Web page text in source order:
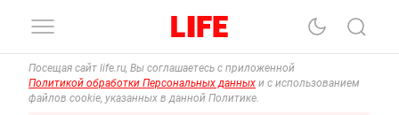
Посещая сайт life.ru, Вы соглашаетесь с приложенной
Политикой обработки Персональных данных и с использованием
файлов cookie, указанных в данной Политике.